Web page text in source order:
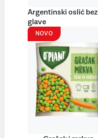
Argentinski oslić bez
glave
NOVO